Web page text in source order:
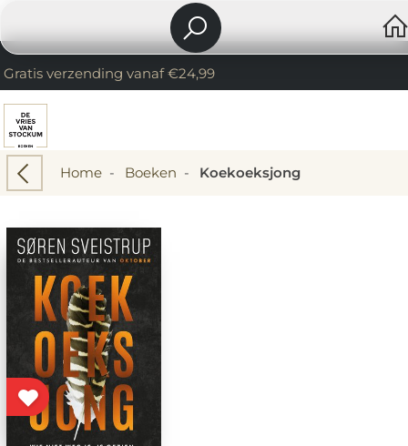
Gratis verzending vanaf €24,99
Home- Boeken - Koekoeksjong